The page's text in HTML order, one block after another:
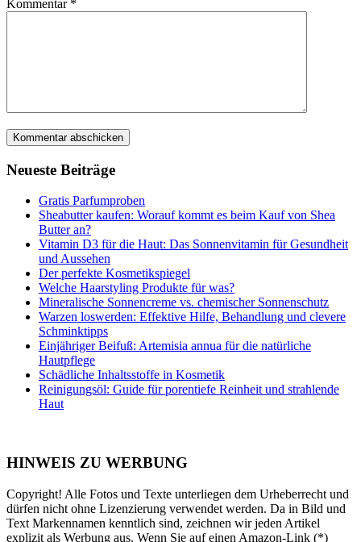
Kommentar *
Neueste Beiträge
Gratis Parfumproben
Sheabutter kaufen: Worauf kommt es beim Kauf von Shea
Butter an?
Vitamin D3 für die Haut: Das Sonnenvitamin für Gesundheit
und Aussehen
Der perfekte Kosmetikspiegel
Welche Haarstyling Produkte für was?
Mineralische Sonnencreme vs. chemischer Sonnenschutz
Warzen loswerden: Effektive Hilfe, Behandlung und clevere
Schminktipps
Einjähriger Beifuß: Artemisia annua für die natürliche
Hautpflege
Schädliche Inhaltsstoffe in Kosmetik
Reinigungsöl: Guide für porentiefe Reinheit und strahlende
Haut
HINWEIS ZU WERBUNG
Copyright! Alle Fotos und Texte unterliegen dem Urheberrecht und
dürfen nicht ohne Lizenzierung verwendet werden. Da in Bild und
Text Markennamen kenntlich sind, zeichnen wir jeden Artikel
explizit als Werbung aus. Wenn Sie auf einen Amazon-Link (*)